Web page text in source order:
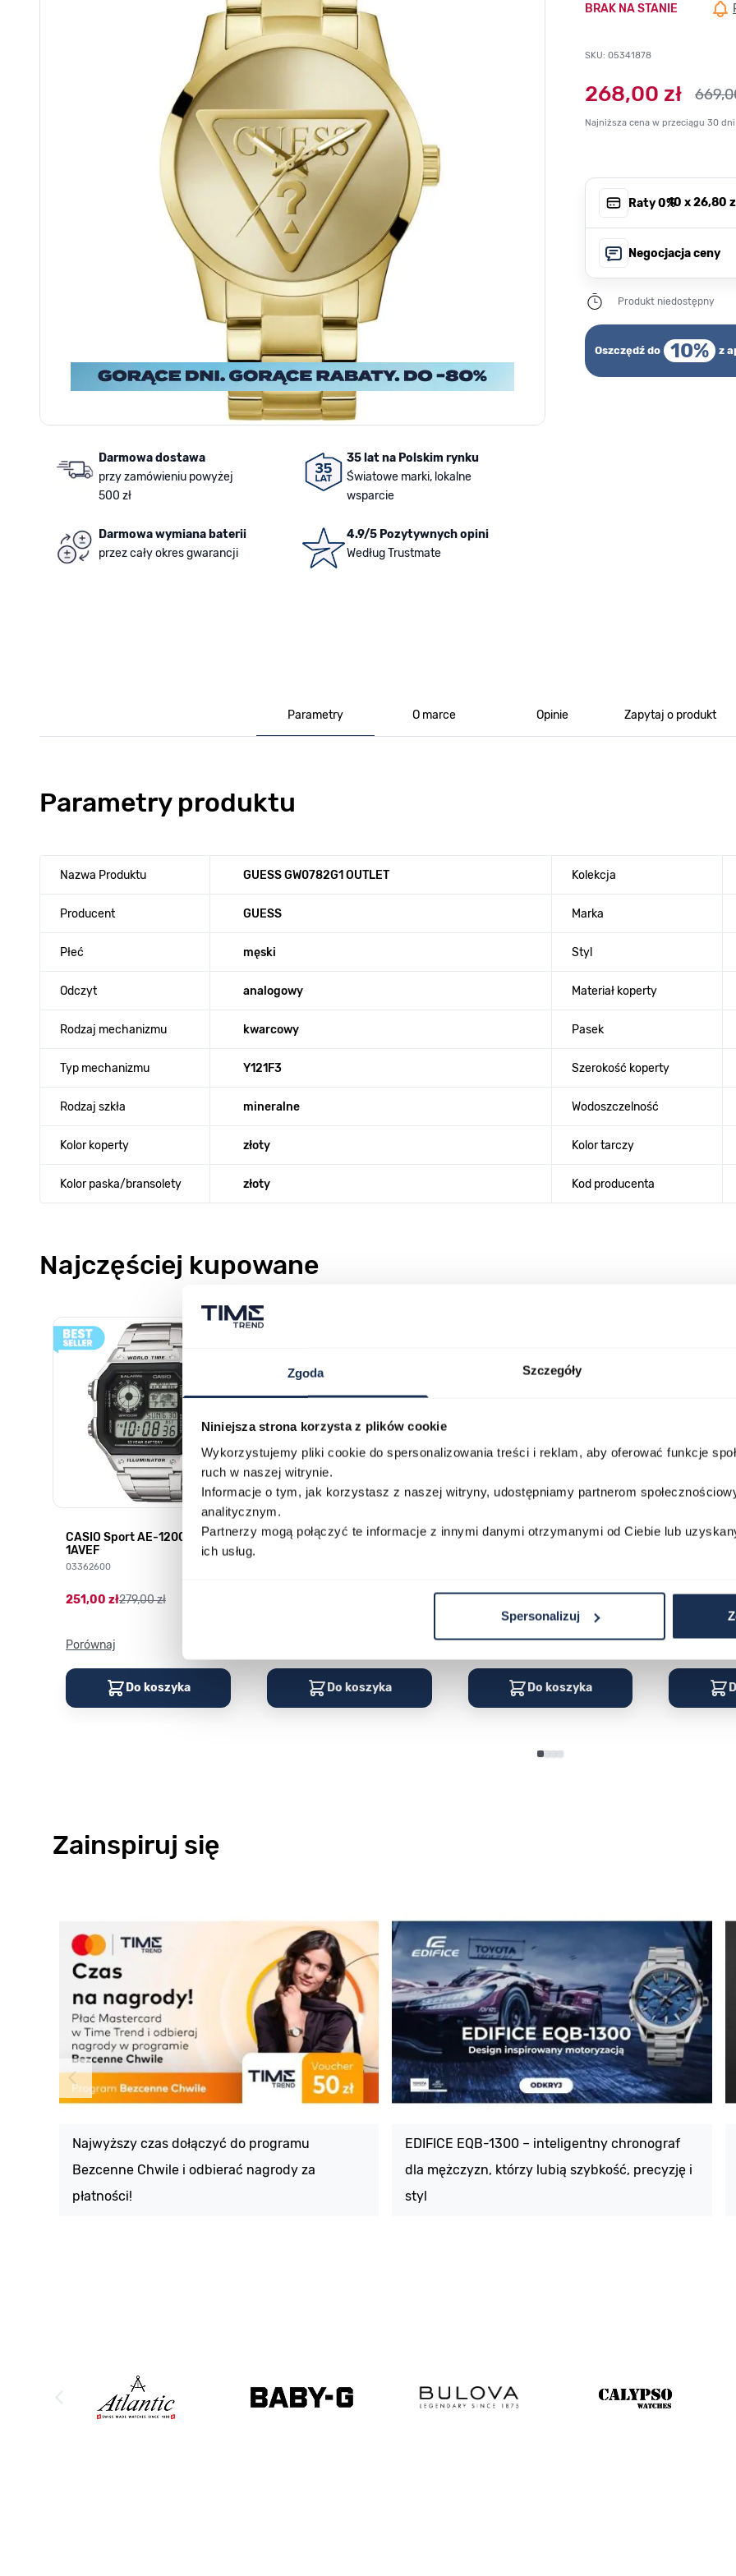
Zgoda Szczegóły
Niniejsza strona korzysta z plików cookie
Wykorzystujemy pliki cookie do spersonalizowania treści i reklam, aby oferować funkcje
ruch w naszej witrynie.
Informacje o tym, jak korzystasz z naszej witryny, udostępniamy partnerom
analitycznym.
Partnerzy mogą połączyć te informacje z innymi danymi otrzymanymi od Ciebie lub
ich usług.
Spersonalizuj
Darmowa dostawa
przy zamówieniu powyżej
500 zł
35 lat na Polskim rynku
Światowe marki, lokalne
wsparcie
Darmowa wymiana baterii
przez cały okres gwarancji
4.9/5 Pozytywnych opini
Według Trustmate
BRAK NA STANIE
SKU: 05341878
268,00 zł
Najniższa cena w przeciągu 30
Raty 0%, 10 x26,80
Negocjacja ceny
Produkt niedostępny
Oszczędź do 10% z
Parametry O marce Opinie Zapytaj o produkt
Parametry produktu
Nazwa Produktu GUESS GW0782G1 OUTLET Kolekcja
Producent GUESS Marka
Płeć męski Styl
Odczyt analogowy Materiał koperty
Rodzaj mechanizmu kwarcowy Pasek
Typ mechanizmu Y121F3 Szerokość koperty
Rodzaj szkła mineralne Wodoszczelność
Kolor koperty złoty Kolor tarczy
Kolor paska/bransolety złoty Kod producenta
Najczęściej kupowane
Poruszanie się po elementach karuzeli jest możliwe za pomocą klawisza tabulacji. Możesz pominąć karuzelę lub przejść
Naciśnij, aby pominąć karuzelę
Naciśnij, aby przejść do nawigacji karuzeli
CASIO Sport AE-1200WHD-
1AVEF
03362600
251,00 zł279,00 zł
Porównaj
Do koszyka
Casio Sport AQ-230GA-
Do koszyka
CASIO Vintage A168WA-1YES
Porównaj
Do koszyka
Casio
269,00 zł
Zainspiruj się
Najwyższy czas dołączyć do programu
Bezcenne Chwile i odbierać nagrody za
płatności!
EDIFICE EQB-1300 – inteligentny chronograf
dla mężczyzn, którzy lubią szybkość, precyzję i
styl